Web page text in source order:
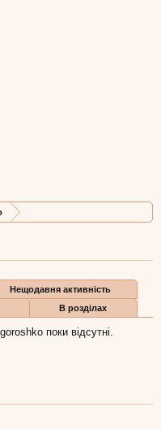
Нещодавня активність
В розділах
поки відсутні.